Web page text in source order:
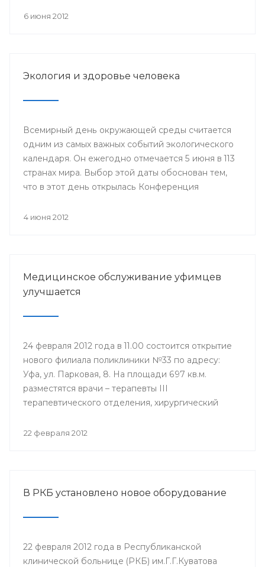
работников отрасли здравоохранения,
6 июня 2012
Экология и здоровье человека
Всемирный день окружающей среды считается
одним из самых важных событий экологического
календаря. Он ежегодно отмечается 5 июня в 113
странах мира. Выбор этой даты обоснован тем,
что в этот день открылась Конференция
проблемам окружающей человека среды
(ЮНЕП).
4 июня 2012
Медицинское обслуживание уфимцев
улучшается
24 февраля 2012 года в 11.00 состоится открытие
нового филиала поликлиники №33 по адресу:
Уфа, ул. Парковая, 8. На площади 697 кв.м.
разместятся врачи – терапевты III
терапевтического отделения, хирургический
невролога, физиотерапевтическое отделение,
Городскую клиническую больницу №6.
22 февраля 2012
В РКБ установлено новое оборудование
22 февраля 2012 года в Республиканской
клинической больнице (РКБ) им.Г.Г.Куватова